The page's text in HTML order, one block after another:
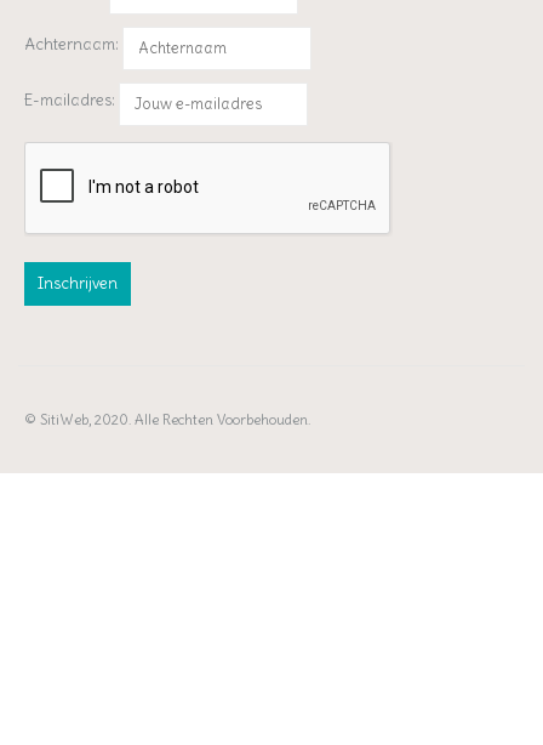
Achternaam:
E-mailadres:
© SitiWeb, 2020. Alle Rechten Voorbehouden.